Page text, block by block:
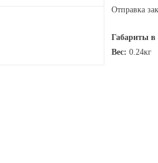
Отправка
Габариты в
Вес: 0.24кг